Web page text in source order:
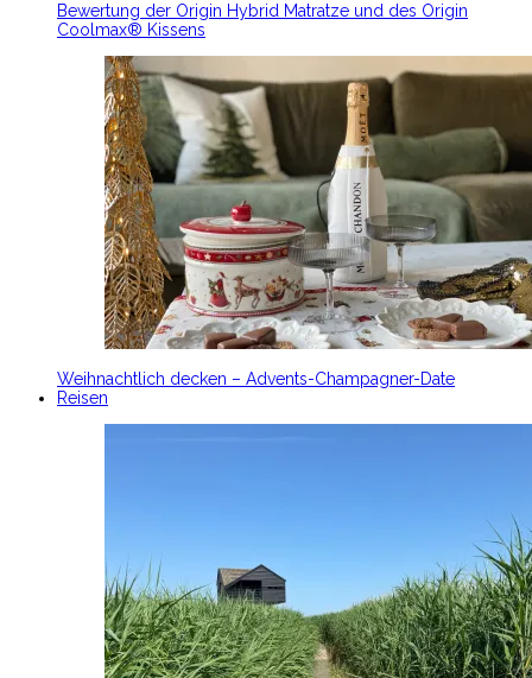
Bewertung der Origin Hybrid Matratze und des Origin
Coolmax® Kissens
Weihnachtlich decken – Advents-Champagner-Date
Reisen